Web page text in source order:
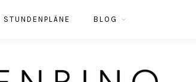
STUNDENPLÄNE BLOG